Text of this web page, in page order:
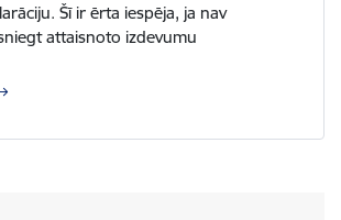
Šī ir ērta iespēja, ja nav
attaisnoto izdevumu